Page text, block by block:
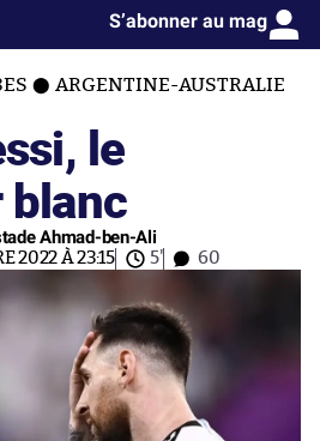
S’abonner au mag
ARGENTINE-AUSTRALIE
le
Ahmad-ben-Ali
2022 À 23:15 5' 60